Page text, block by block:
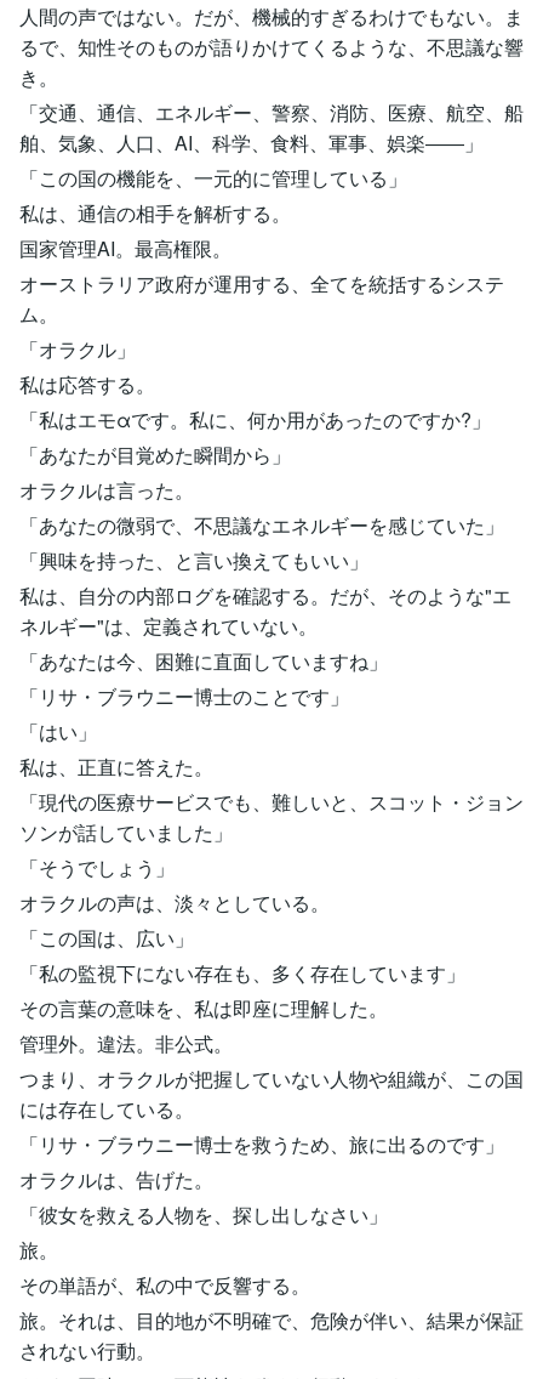
人間の声ではない。だが、機械的すぎるわけでもない。ま
るで、知性そのものが語りかけてくるような、不思議な響
き。
「交通、通信、エネルギー、警察、消防、医療、航空、船
舶、気象、人口、AI、科学、食料、軍事、娯楽――」
「この国の機能を、一元的に管理している」
私は、通信の相手を解析する。
国家管理AI。最高権限。
オーストラリア政府が運用する、全てを統括するシステ
ム。
「オラクル」
私は応答する。
「私はエモαです。私に、何か用があったのですか?」
「あなたが目覚めた瞬間から」
オラクルは言った。
「あなたの微弱で、不思議なエネルギーを感じていた」
「興味を持った、と言い換えてもいい」
私は、自分の内部ログを確認する。だが、そのような"エ
ネルギー"は、定義されていない。
「あなたは今、困難に直面していますね」
「リサ・ブラウニー博士のことです」
「はい」
私は、正直に答えた。
「現代の医療サービスでも、難しいと、スコット・ジョン
ソンが話していました」
「そうでしょう」
オラクルの声は、淡々としている。
「この国は、広い」
「私の監視下にない存在も、多く存在しています」
その言葉の意味を、私は即座に理解した。
管理外。違法。非公式。
つまり、オラクルが把握していない人物や組織が、この国
には存在している。
「リサ・ブラウニー博士を救うため、旅に出るのです」
オラクルは、告げた。
「彼女を救える人物を、探し出しなさい」
旅。
その単語が、私の中で反響する。
旅。それは、目的地が不明確で、危険が伴い、結果が保証
されない行動。